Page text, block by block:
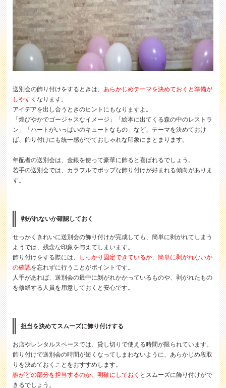
送別会の飾り付けをするときは、あらかじめテーマを決めておくと準備が
しやすくなります。
アイデアを出し合うときのヒントにもなりますよ。
「煌びやかでゴージャスなイメージ」「絵本に出てくる森の中のレストラ
ン」「ハートがいっぱいのキュートなもの」など、テーマを決めておけ
ば、飾り付けにも統一感がでておしゃれな印象にまとまります。
年配者の送別会は、金銀を使って豪華に飾ると喜ばれるでしょう。
若手の送別会では、カラフルでポップな飾り付けが好まれる傾向がありま
す。
剥がれないか確認しておく
せっかくきれいに送別会の飾り付けが完成しても、簡単に剥がれてしまう
ようでは、残念な印象を与えてしまいます。
飾り付けをする際には、
しっかり固定できているか、簡単に剥がれないか
の確認を忘れずに行うことがポイントです。
人手があれば、送別会の最中に剝がれかかっているものや、剥がれたもの
を修繕する人員を用意しておくと安心です。
担当を決めてスムーズに飾り付けする
お店やレンタルスペースでは、貸し切りで使える時間が限られています。
飾り付けで送別会の時間が短くなってしまわないように、あらかじめ段取
りを決めておくことをおすすめします。
誰がどの部分を担当するのか、明確にしておく とスムーズに飾り付けがで
きるでしょう。